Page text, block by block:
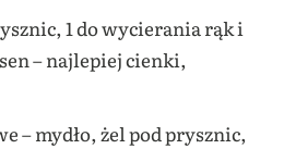
1 do wycierania rąk i
– najlepiej cienki,
– mydło, żel pod prysznic,